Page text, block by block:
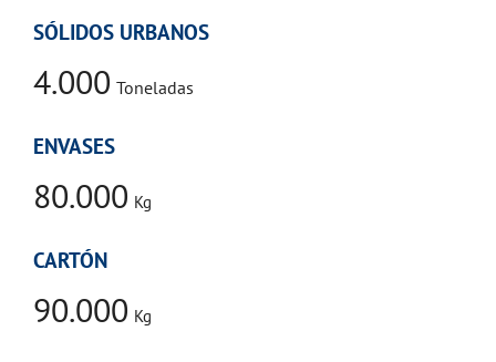
SÓLIDOS URBANOS
4.000 Toneladas
ENVASES
80.000 Kg
CARTÓN
90.000 Kg